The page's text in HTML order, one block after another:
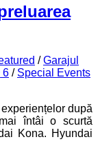
/Garajul
6 / Special Events
după
întâi o scurtă
Kona. Hyundai